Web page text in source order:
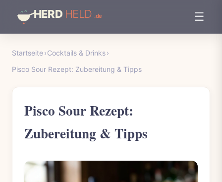
☰
Startseite›Cocktails & Drinks›
Pisco Sour Rezept: Zubereitung & Tipps
Pisco Sour Rezept:
Zubereitung & Tipps